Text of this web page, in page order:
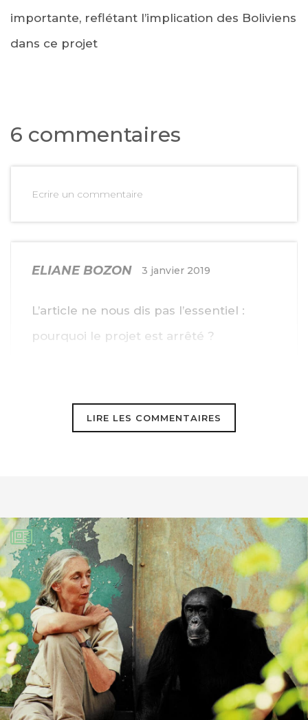
importante, reflétant l’implication des Boliviens
dans ce projet
6 commentaires
Ecrire un commentaire
ELIANE BOZON 3 janvier 2019
L’article ne nous dis pas l’essentiel :
pourquoi le projet est arrêté ?
Amitiés
dany
Annick Weiser-Tanguy
Oui, pourquou ? Comment ? Ces fours
LIRE LES COMMENTAIRES